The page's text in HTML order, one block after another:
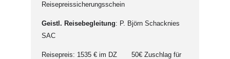
Reisepreissicherungsschein
Geistl. Reisebegleitung: P. Björn Schacknies
SAC
Reisepreis: 1535 € im DZ 50€ Zuschlag für